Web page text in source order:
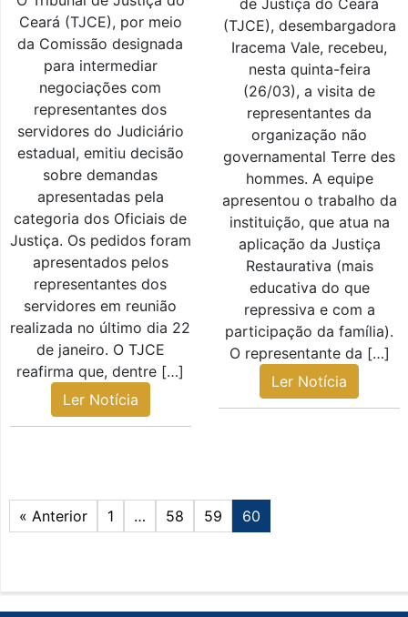
Ceará (TJCE), por meio
da Comissão designada
para intermediar
negociações com
representantes dos
servidores do Judiciário
estadual, emitiu decisão
sobre demandas
apresentadas pela
categoria dos Oficiais de
Justiça. Os pedidos foram
apresentados pelos
representantes dos
servidores em reunião
realizada no último dia 22
de janeiro. O TJCE
reafirma que, dentre […]
Ler Notícia
de Justiça do Ceará
(TJCE), desembargadora
Iracema Vale, recebeu,
nesta quinta-feira
(26/03), a visita de
representantes da
organização não
governamental Terre des
hommes. A equipe
apresentou o trabalho da
instituição, que atua na
aplicação da Justiça
Restaurativa (mais
educativa do que
repressiva e com a
participação da família).
O representante da […]
Ler Notícia
« Anterior 1 … 58 59 60